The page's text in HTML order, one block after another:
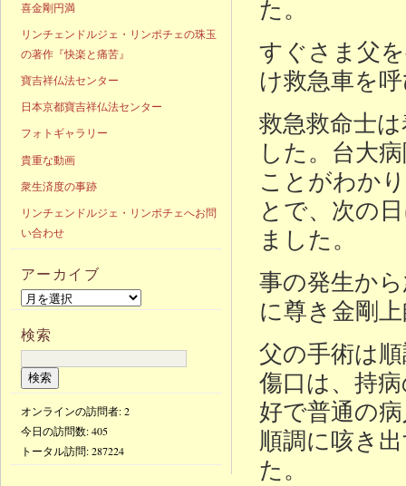
た。
すぐさま父
け救急車を
救急救命士
した。台大
ことがわか
とで、次の
ました。
事の発生か
に尊き金剛
父の手術は
傷口は、持
好で普通の
順調に咳き
た。
喜金剛円満
リンチェンドルジェ・リンポチェの珠玉
の著作『快楽と痛苦』
寶吉祥仏法センター
日本京都寶吉祥仏法センター
フォトギャラリー
貴重な動画
衆生済度の事跡
リンチェンドルジェ・リンポチェへお問
い合わせ
アーカイブ
検索
オンラインの訪問者: 2
今日の訪問数:405
トータル訪問:287224